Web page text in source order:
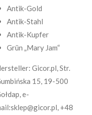
Antik-Gold
Antik-Stahl
Antik-Kupfer
Grün „Mary Jam“
Gicor.pl, Str.
15, 19-500
e-
+48